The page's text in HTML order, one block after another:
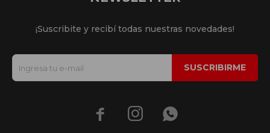
¡Suscribite y recibí todas nuestras novedades!
SUSCRIBIRME
  